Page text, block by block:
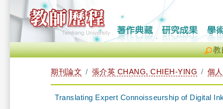
教
期刊論文 張介英 CHANG, CHIEH-YING 個
Translating Expert Connoisseurship of Digital